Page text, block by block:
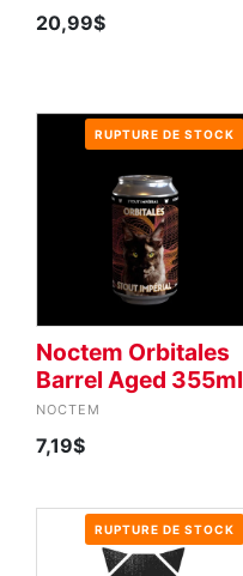
20,99$
RUPTURE DE STOCK
Noctem Orbitales
Barrel Aged 355ml
NOCTEM
7,19$
RUPTURE DE STOCK